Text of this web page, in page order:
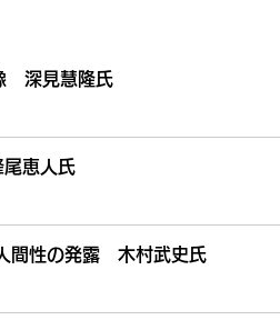
深見慧隆氏
恵人氏
間性の発露 木村武史氏